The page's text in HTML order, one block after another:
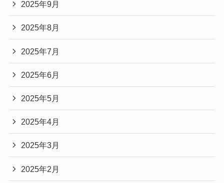
2025年9月
2025年8月
2025年7月
2025年6月
2025年5月
2025年4月
2025年3月
2025年2月